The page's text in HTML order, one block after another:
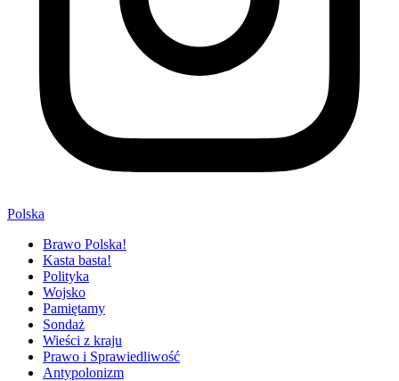
Polska
Brawo Polska!
Kasta basta!
Polityka
Wojsko
Pamiętamy
Sondaż
Wieści z kraju
Prawo i Sprawiedliwość
Antypolonizm